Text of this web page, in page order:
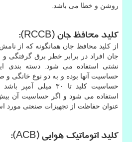
روشن و خطا می باشد.
کلید محافظ جان (RCCB
):
از کلید محافظ جان همانگونه که از
جان افراد در برابر خطر برق گرفتگی
نشتی استفاده می شود. دسته بندی
حساسیت آنها بوده و به دو نوع خانگی و
حساسیت کلید تا ۳۰
عنوان حفاظت از تجهیزات صنعتی مورد
کلید اتوماتیک هوایی (ACB
):